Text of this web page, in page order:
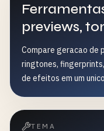
previews,
Compare geracao de
ringtones,
de efeitos em um
TEMA